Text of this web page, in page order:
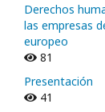
Derechos
las empresas
europeo
81
Presentación
41